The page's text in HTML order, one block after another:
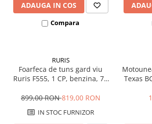
ADAUGA IN COS
Compara
RURIS
Foarfeca de tuns gard viu
Ruris F555, 1 CP, benzina, 75
899,00 RON819,00 RON
IN STOC FURNIZOR
Texas
1.2